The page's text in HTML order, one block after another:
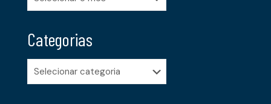
Categorias
Categorias